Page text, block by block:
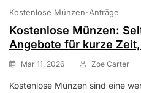
Kostenlose Münzen-Anträge
Kostenlose Münzen:
Angebote für kurze
Mar 11, 2026 Zoe Carter
Kostenlose Münzen sind eine